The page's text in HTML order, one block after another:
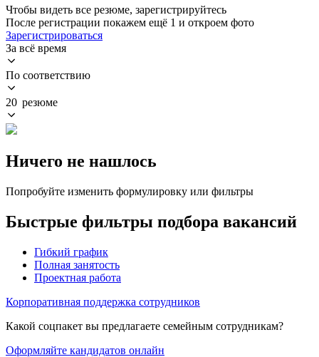
Чтобы видеть все резюме, зарегистрируйтесь
После регистрации покажем ещё 1 и откроем фото
Зарегистрироваться
За всё время
По соответствию
20 резюме
Ничего не нашлось
Попробуйте изменить формулировку или фильтры
Быстрые фильтры подбора вакансий
Гибкий график
Полная занятость
Проектная работа
Корпоративная поддержка сотрудников
Какой соцпакет вы предлагаете семейным сотрудникам?
Оформляйте кандидатов онлайн